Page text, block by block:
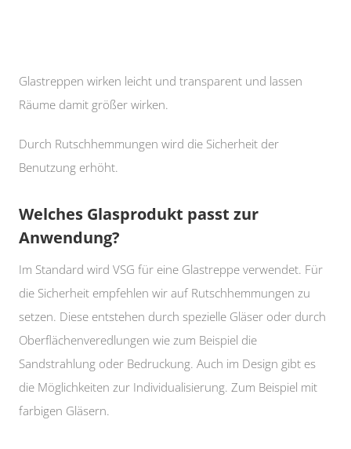
Glastreppen wirken leicht und transparent und lassen
Räume damit größer wirken.
Durch Rutschhemmungen wird die Sicherheit der
Benutzung erhöht.
Welches Glasprodukt passt zur
Anwendung?
Im Standard wird VSG für eine Glastreppe verwendet. Für
die Sicherheit empfehlen wir auf Rutschhemmungen zu
setzen. Diese entstehen durch spezielle Gläser oder durch
Oberflächenveredlungen wie zum Beispiel die
Sandstrahlung oder Bedruckung. Auch im Design gibt es
die Möglichkeiten zur Individualisierung. Zum Beispiel mit
farbigen Gläsern.